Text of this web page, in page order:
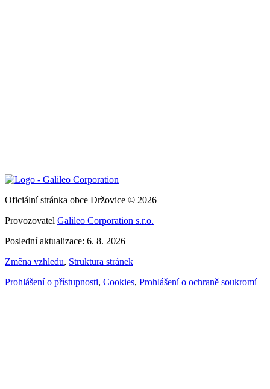
Oficiální stránka obce Držovice © 2026
Provozovatel Galileo Corporation s.r.o.
Poslední aktualizace: 6. 8. 2026
Změna vzhledu, Struktura stránek
Prohlášení o přístupnosti, Cookies, Prohlášení o ochraně soukromí